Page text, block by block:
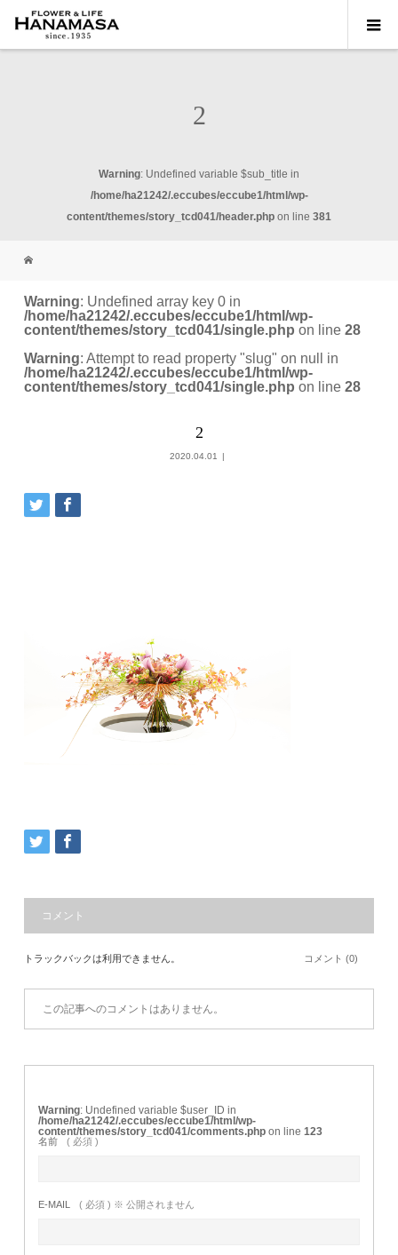
2
Warning: Undefined variable $sub_title in
/home/ha21242/.eccubes/eccube1/html/wp-
content/themes/story_tcd041/header.php on line 381
Warning: Undefined array key 0 in
/home/ha21242/.eccubes/eccube1/html/wp-
content/themes/story_tcd041/single.php on line28
Warning: Attempt to read property "slug" on null in
/home/ha21242/.eccubes/eccube1/html/wp-
content/themes/story_tcd041/single.php on line28
2
2020.04.01
コメント
トラックバックは利用できません。 コメント (0)
この記事へのコメントはありません。
Warning : Undefined variable $user_ID in
/home/ha21242/.eccubes/eccube1/html/wp-
content/themes/story_tcd041/comments.php on line123
名前 ( 必須 )
E-MAIL ( 必須 ) ※ 公開されません